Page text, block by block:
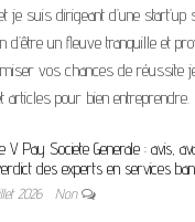
je suis dirigeant d’une
d’être un fleuve tranquille et
vos chances de réussite
articles pour bien entreprendre.
V Pay Societe Generale : avis,
des experts en services
2026 Non